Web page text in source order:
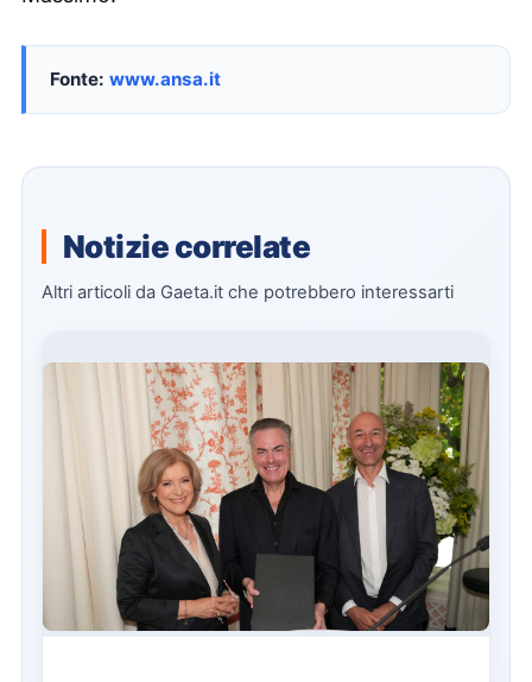
Fonte: www.ansa.it
Notizie correlate
Altri articoli da Gaeta.it che potrebbero interessarti